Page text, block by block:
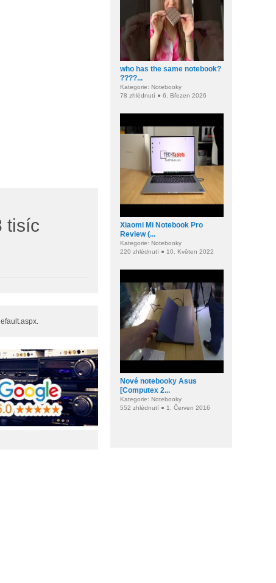
tisíc
who has the same notebook?
????...
Kategorie: Notebooky
78 zhlédnutí ● 6. Březen 2026
Xiaomi Mi Notebook Pro
Review (...
Kategorie: Notebooky
220 zhlédnutí ● 10. Květen 2022
Nové notebooky Asus
[Computex 2...
Kategorie: Notebooky
552 zhlédnutí ● 1. Červen 2016